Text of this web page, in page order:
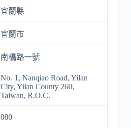
宜蘭縣
宜蘭市
南橋路一號
No. 1, Nanqiao Road, Yilan
City, Yilan County 260,
Taiwan, R.O.C.
080